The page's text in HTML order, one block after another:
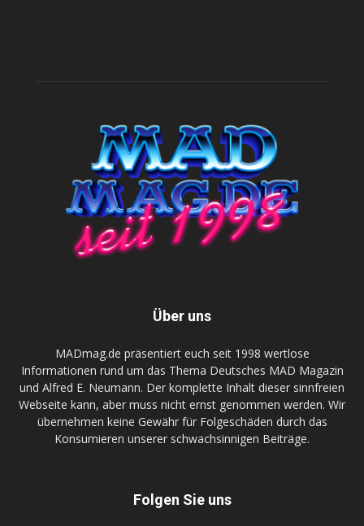
Über uns
MADmag.de präsentiert euch seit 1998 wertlose
Informationen rund um das Thema Deutsches MAD Magazin
und Alfred E. Neumann. Der komplette Inhalt dieser sinnfreien
Webseite kann, aber muss nicht ernst genommen werden. Wir
übernehmen keine Gewähr für Folgeschäden durch das
Konsumieren unserer schwachsinnigen Beiträge.
Folgen Sie uns